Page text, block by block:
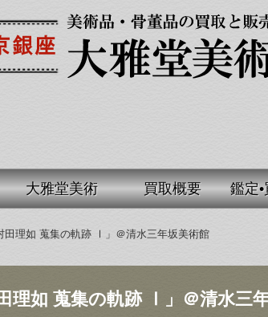
大雅堂美術 買取概要 鑑定
田理如 蒐集の軌跡 Ⅰ」＠清水三年坂美術館
田理如 蒐集の軌跡 Ⅰ」＠清水三